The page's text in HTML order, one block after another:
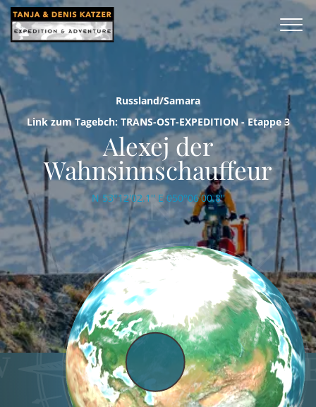
Russland/Samara
Link zum Tagebch: TRANS-OST-EXPEDITION - Etappe 3
Alexej der
Wahnsinnschauffeur
N 53°12'02.1'' E 050°06'00.8''